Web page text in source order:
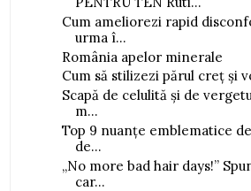
Cum ameliorezi rapid
urma î...
România apelor minerale
Cum să stilizezi părul creț și
Scapă de celulită și de
m...
Top 9 nuanțe emblematice
de...
„No more bad hair days!”
car...